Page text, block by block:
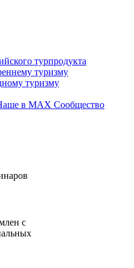
турпродукта
туризму
туризму
в MAX Сообщество
с